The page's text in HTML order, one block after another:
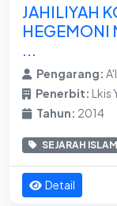
JAHILIYAH
HEGEMONI
Pengarang:
Penerbit: Lkis
Tahun: 2014
SEJARAH ISLAM
Detail